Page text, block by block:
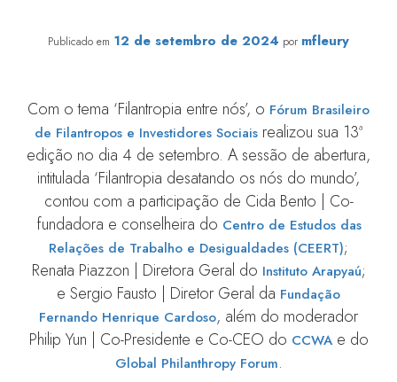
Publicado em 12 de setembro de 2024 por mfleury
Com o tema ‘Filantropia entre nós’, o Fórum Brasileiro
de Filantropos e Investidores Sociais realizou sua 13ª
edição no dia 4 de setembro. A sessão de abertura,
intitulada ‘Filantropia desatando os nós do mundo’,
contou com a participação de Cida Bento | Co-
fundadora e conselheira do Centro de Estudos das
Relações de Trabalho e Desigualdades (CEERT);
Renata Piazzon | Diretora Geral do Instituto Arapyaú;
e Sergio Fausto | Diretor Geral da Fundação
Fernando Henrique Cardoso, além do moderador
Philip Yun | Co-Presidente e Co-CEO do CCWAe do
Global Philanthropy Forum.